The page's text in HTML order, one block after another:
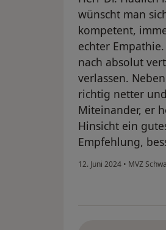
wünscht man
kompetent,
echter
nach absolut
verlassen.
richtig netter
Miteinander, er
Hinsicht ein
Empfehlung,
12. Juni 2024 • MVZ